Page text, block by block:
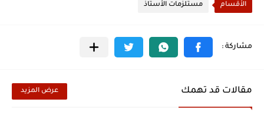
الأقسام مستلزمات الأستاذ
مقالات قد تهمك عرض المزيد